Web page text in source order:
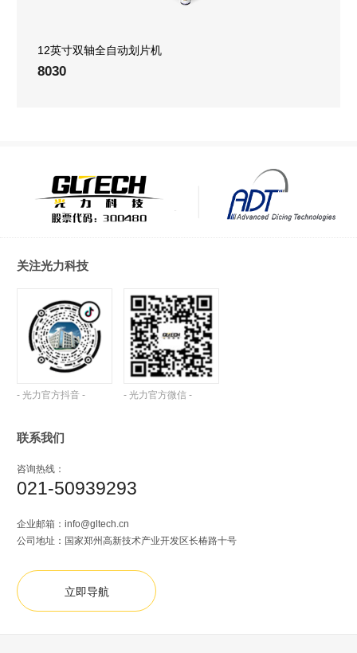
12英寸双轴全自动划片机
8030
关注光力科技
- 光力官方抖音 - - 光力官方微信 -
联系我们
咨询热线：
021-50939293
企业邮箱： info@gltech.cn
公司地址：国家郑州高新技术产业开发区长椿路十号
立即导航